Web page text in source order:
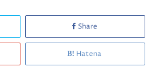
Share
Hatena